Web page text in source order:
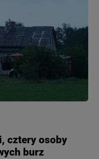
cztery osoby
burz